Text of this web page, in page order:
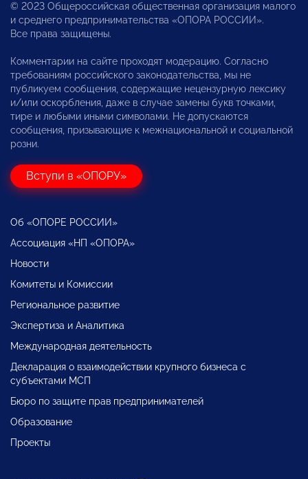
© 2023 Общероссийская общественная организация малого
и среднего предпринимательства «ОПОРА РОССИИ».
Все права защищены.
Комментарии на сайте проходят модерацию. Согласно
требованиям российского законодательства, мы не
публикуем сообщения, содержащие нецензурную лексику
и/или оскорбления, даже в случае замены букв точками,
тире и любыми иными символами. Не допускаются
сообщения, призывающие к межнациональной и социальной
розни.
Вступи в «ОПОРУ»
Об «ОПОРЕ РОССИИ»
Ассоциация «НП «ОПОРА»
Новости
Комитеты и Комиссии
Региональное развитие
Экспертиза и Аналитика
Международная деятельность
Декларация о взаимодействии крупного бизнеса с
субъектами МСП
Бюро по защите прав предпринимателей
Образование
Проекты